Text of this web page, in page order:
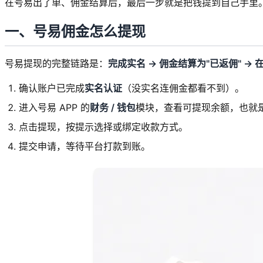
一、号易佣金怎么提现
号易提现的完整链路是： 完成实名 → 佣金结算为"已返佣" →
确认账户已完成实名认证 （没实名连佣金都看不到）。
进入号易 APP 的财务 / 钱包模块，查看可提现余额，也就
点击提现，按提示选择或绑定收款方式。
提交申请，等待平台打款到账。